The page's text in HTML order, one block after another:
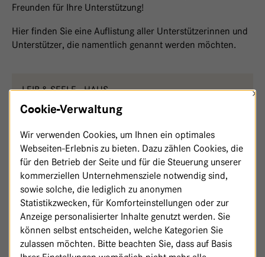
Freunden für Ihre Unterstützung!
Hier finden Sie eine Auflistung aller Unterstützerinnen und
Unterstützer, die namentlich genannt werden möchten.
LEIB & SEELE - HAUS
28
Cookie-Verwaltung
×
Wir verwenden Cookies, um Ihnen ein optimales
Webseiten-Erlebnis zu bieten. Dazu zählen Cookies, die
für den Betrieb der Seite und für die Steuerung unserer
kommerziellen Unternehmensziele notwendig sind,
sowie solche, die lediglich zu anonymen
Statistikzwecken, für Komforteinstellungen oder zur
Anzeige personalisierter Inhalte genutzt werden. Sie
können selbst entscheiden, welche Kategorien Sie
zulassen möchten. Bitte beachten Sie, dass auf Basis